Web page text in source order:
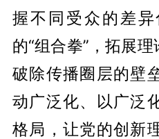
握不同受众的差
的“组合拳”，拓展
破除传播圈层的壁
动广泛化、以广泛
格局，让党的创新